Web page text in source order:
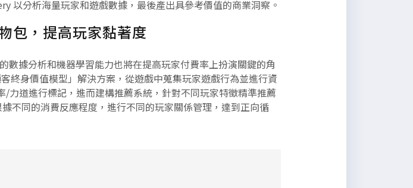
以分析海量玩家和遊戲數據，最後產出具參考價值的商業洞察。
包，提高玩家黏著度
據分析和機器學習能力也將在提高玩家付費率上扮演關鍵的角
終身價值模型」解決方案，從遊戲中蒐集玩家遊戲行為並進行資
道進行標記，進而建構推薦系統，針對不同玩家特徵精準推薦
不同的消費反應程度，進行不同的玩家關係管理，達到正向循